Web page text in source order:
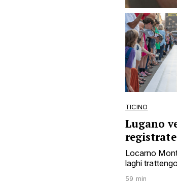
TICINO
Lugano
registrate
Locarno
laghi
59 min